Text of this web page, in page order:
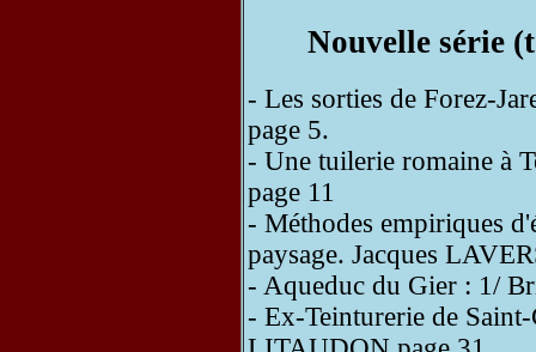
Nouvelle série
- Les sorties de Forez-
page 5.
- Une tuilerie romaine à
page 11
- Méthodes empiriques
paysage. Jacques
- Aqueduc du Gier : 1/
- Ex-Teinturerie de